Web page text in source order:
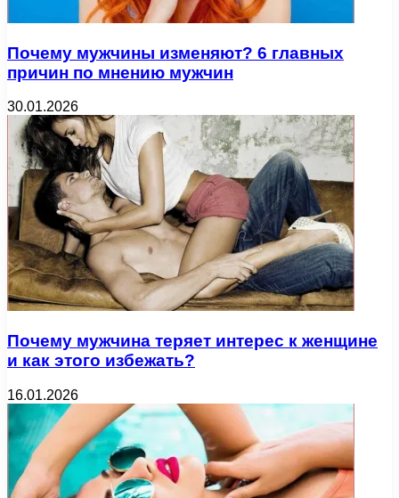
Почему мужчины изменяют? 6 главных
причин по мнению мужчин
30.01.2026
Почему мужчина теряет интерес к женщине
и как этого избежать?
16.01.2026